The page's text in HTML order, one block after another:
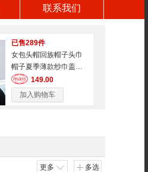
联系我们
已售289件
女包头帽回族帽子头巾
帽子夏季薄款纱巾盖头
时尚包头帽 藏青
149.00
加入购物车
更多 多选